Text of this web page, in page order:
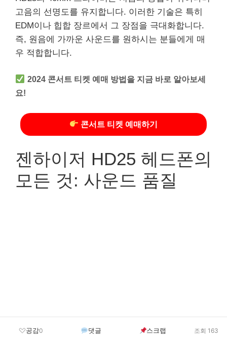
고음의 선명도를 유지합니다. 이러한 기술은 특히
EDM이나 힙합 장르에서 그 장점을 극대화합니다.
즉, 원음에 가까운 사운드를 원하시는 분들에게 매
우 적합합니다.
2024 콘서트 티켓 예매 방법을 지금 바로 알아보세
요!
콘서트 티켓 예매하기
젠하이저 HD25 헤드폰의
모든 것: 사운드 품질
공감0 댓글 스크랩 조회 163